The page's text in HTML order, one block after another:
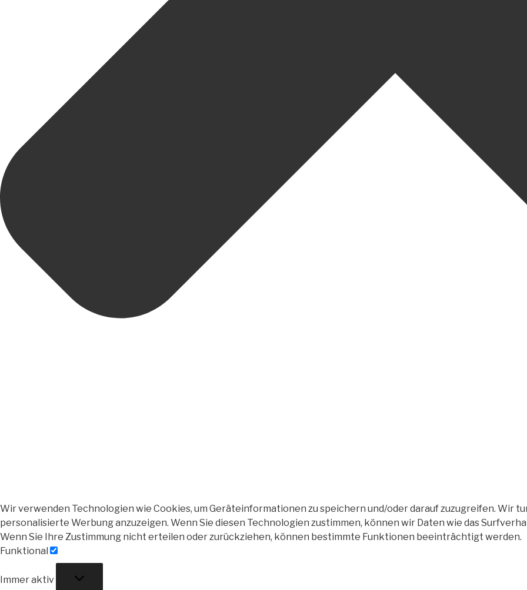
Wir verwenden Technologien wie Cookies, um Geräteinformationen zu speichern und/oder darauf zuzugreifen. Wir
personalisierte Werbung anzuzeigen. Wenn Sie diesen Technologien zustimmen, können wir Daten wie das
Wenn Sie Ihre Zustimmung nicht erteilen oder zurückziehen, können bestimmte Funktionen beeinträchtigt werden.
Funktional
Immer aktiv